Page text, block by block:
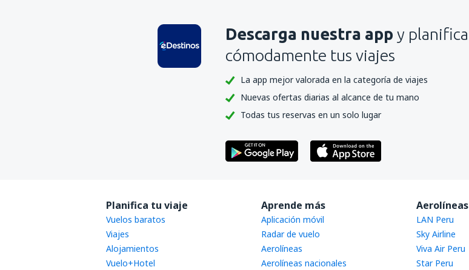
Descarga nuestra app y planifica
cómodamente tus viajes
La app mejor valorada en la categoría de viajes
Nuevas ofertas diarias al alcance de tu mano
Todas tus reservas en un solo lugar
Planifica tu viaje
Vuelos baratos
Viajes
Alojamientos
Vuelo+Hotel
Aprende más
Aplicación móvil
Radar de vuelo
Aerolíneas
Aerolíneas nacionales
Aerolíneas
LAN Peru
Sky Airline
Viva Air Peru
Star Peru